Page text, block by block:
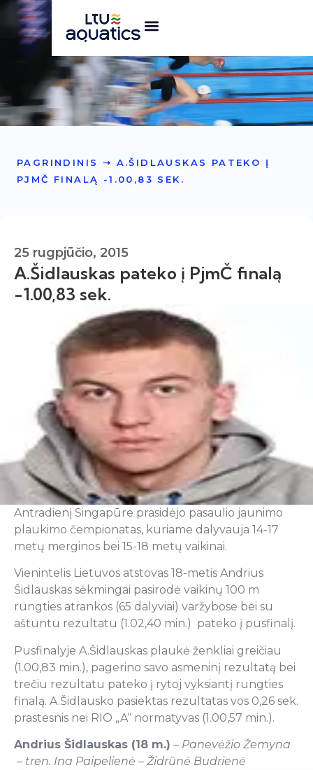
PAGRINDINIS ➝ A.ŠIDLAUSKAS PATEKO Į
PJMČ FINALĄ -1.00,83 SEK.
25 rugpjūčio, 2015
A.Šidlauskas pateko į PjmČ finalą
-1.00,83 sek.
Antradienį Singapūre prasidėjo pasaulio jaunimo
plaukimo čempionatas, kuriame dalyvauja 14-17
metų merginos bei 15-18 metų vaikinai.
Vienintelis Lietuvos atstovas 18-metis Andrius
Šidlauskas sėkmingai pasirodė vaikinų 100 m
rungties atrankos (65 dalyviai) varžybose bei su
aštuntu rezultatu (1.02,40 min.) pateko į pusfinalį.
Pusfinalyje A.Šidlauskas plaukė ženkliai greičiau
(1.00,83 min.), pagerino savo asmeninį rezultatą bei
trečiu rezultatu pateko į rytoj vyksiantį rungties
finalą. A.Šidlausko pasiektas rezultatas vos 0,26 sek.
prastesnis nei RIO „A“ normatyvas (1.00,57 min.).
Andrius Šidlauskas (18 m.) – Panevėžio Žemyna
– tren. Ina Paipelienė – Židrūnė Budrienė